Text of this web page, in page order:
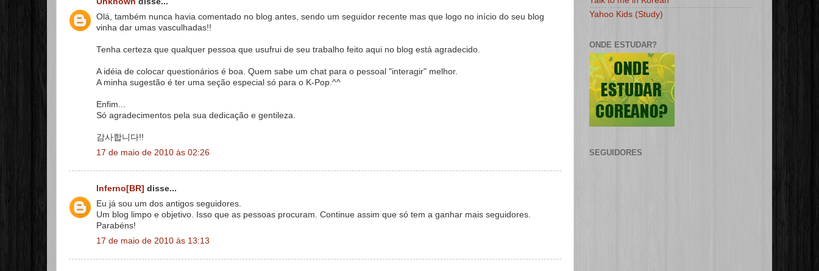
Olá, também nunca havia comentado no blog antes, sendo um seguidor recente mas que logo no início do seu blog
vinha dar umas vasculhadas!!
Tenha certeza que qualquer pessoa que usufrui de seu trabalho feito aqui no blog está agradecido.
A idéia de colocar questionários é boa. Quem sabe um chat para o pessoal "interagir" melhor.
A minha sugestão é ter uma seção especial só para o K-Pop.^^
Enfim...
Só agradecimentos pela sua dedicação e gentileza.
감사합니다!!
17 de maio de 2010 às 02:26
Inferno[BR] disse...
Eu já sou um dos antigos seguidores.
Um blog limpo e objetivo. Isso que as pessoas procuram. Continue assim que só tem a ganhar mais seguidores.
Parabéns!
17 de maio de 2010 às 13:13
Yahoo Kids (Study)
ONDE ESTUDAR?
SEGUIDORES